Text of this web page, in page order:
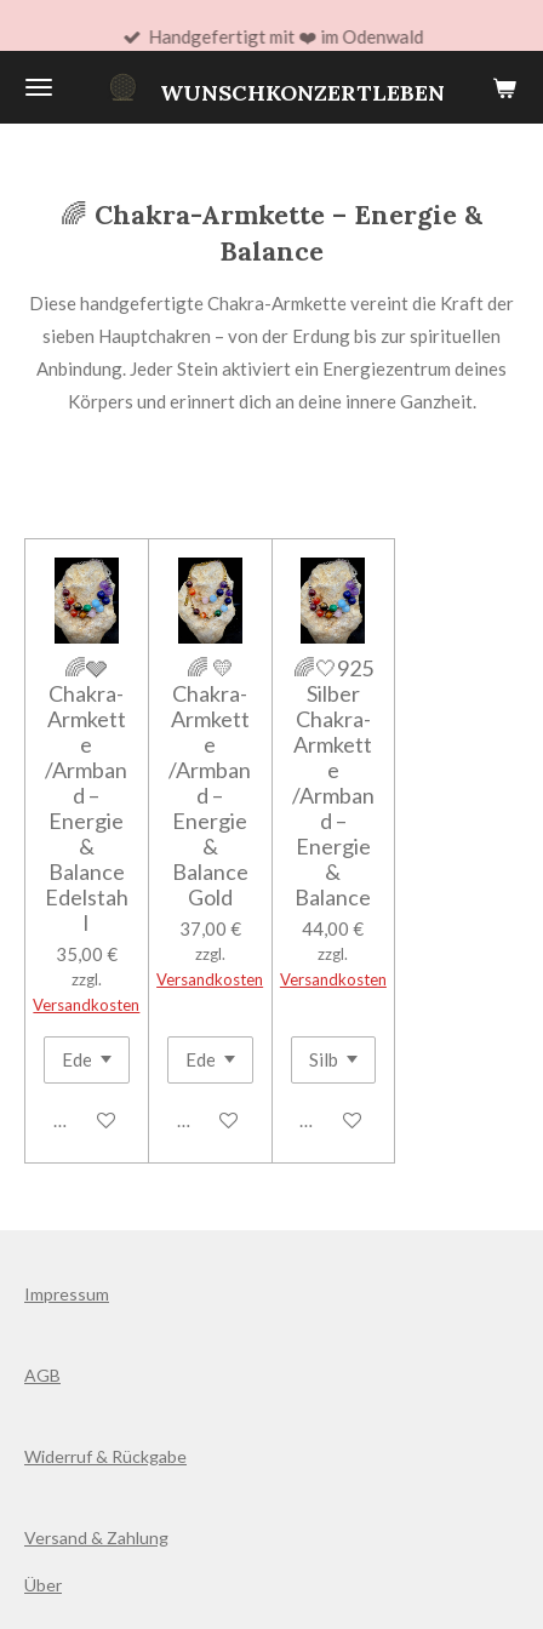
springen
WUNSCHKONZERTLEBEN
Handgefertigt mit ❤️ im Odenwald
🌈 Chakra-Armkette – Energie &
Balance
Diese handgefertigte Chakra-Armkette vereint die Kraft der
sieben Hauptchakren – von der Erdung bis zur spirituellen
Anbindung. Jeder Stein aktiviert ein Energiezentrum deines
Körpers und erinnert dich an deine innere Ganzheit.
🌈🩶
Chakra-
Armkett
e
/Armban
d –
Energie
&
Balance
Edelstah
l
35,00 €
zzgl.
Versandkosten
Details anzeigen
🌈 💛
Chakra-
Armkett
e
/Armban
d –
Energie
&
Balance
Gold
37,00 €
zzgl.
Versandkosten
Details anzeigen
🌈🤍925
Silber
Chakra-
Armkett
e
/Armban
d –
Energie
&
Balance
44,00 €
zzgl.
Versandkosten
Details anzeigen
Impressum
AGB
Widerruf & Rückgabe
Versand & Zahlung
Über